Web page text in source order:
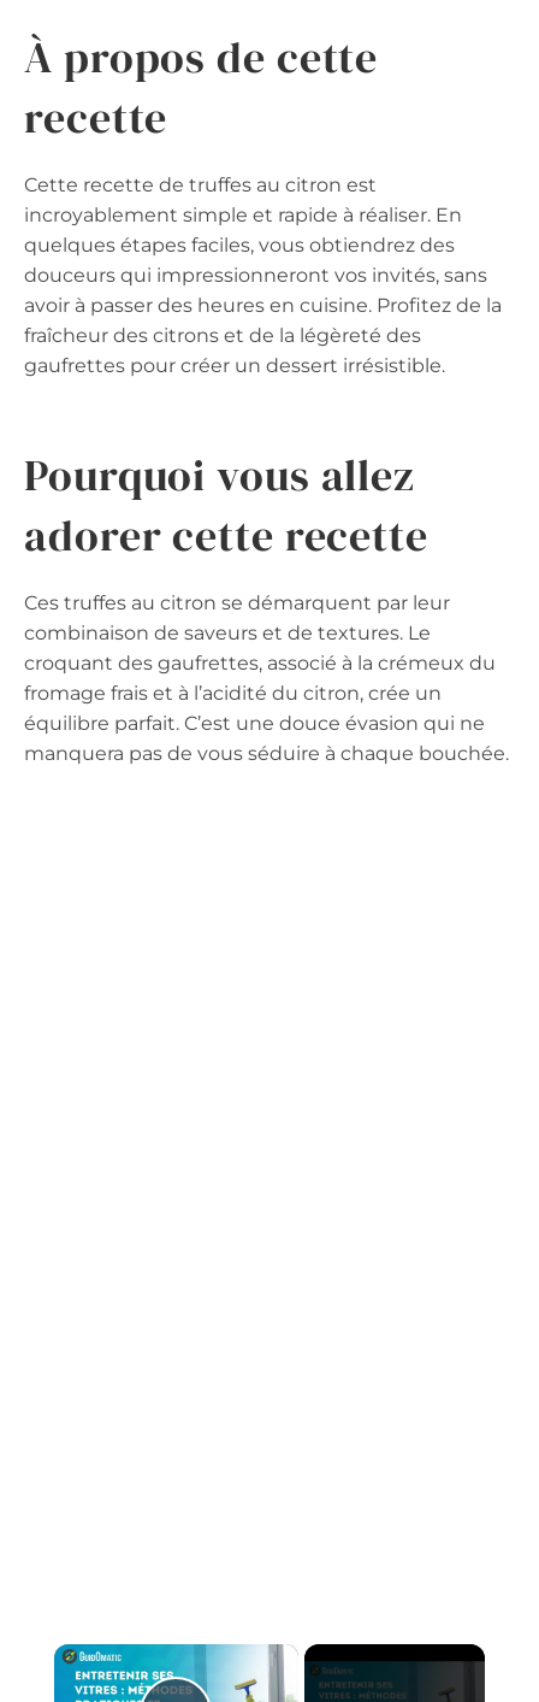
À propos de cette
recette
Cette recette de truffes au citron est
incroyablement simple et rapide à réaliser. En
quelques étapes faciles, vous obtiendrez des
douceurs qui impressionneront vos invités, sans
avoir à passer des heures en cuisine. Profitez de la
fraîcheur des citrons et de la légèreté des
gaufrettes pour créer un dessert irrésistible.
Pourquoi vous allez
adorer cette recette
Ces truffes au citron se démarquent par leur
combinaison de saveurs et de textures. Le
croquant des gaufrettes, associé à la crémeux du
fromage frais et à l’acidité du citron, crée un
équilibre parfait. C’est une douce évasion qui ne
manquera pas de vous séduire à chaque bouchée.
×